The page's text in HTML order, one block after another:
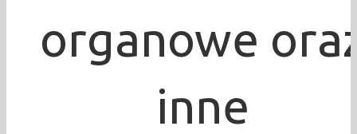
organowe
inne